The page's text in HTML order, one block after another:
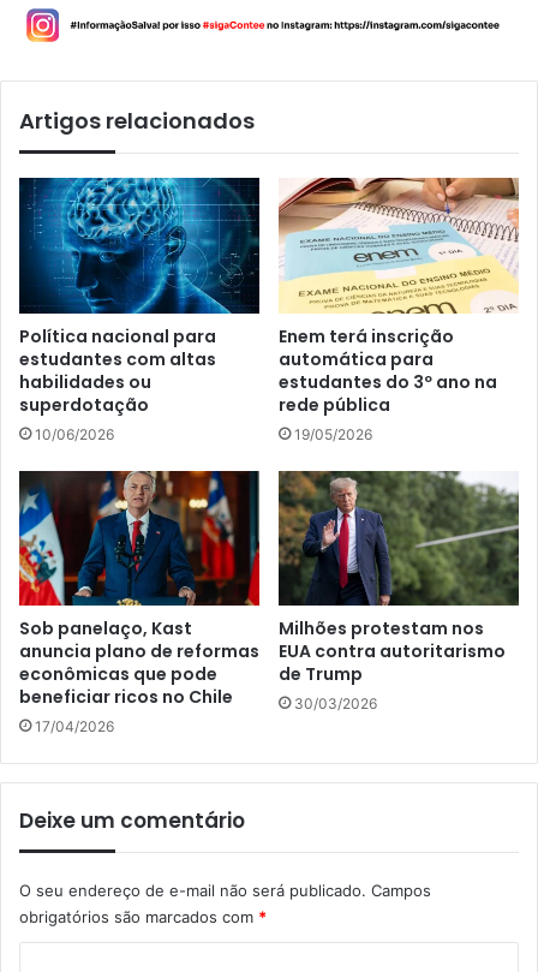
Artigos relacionados
Política nacional para
estudantes com altas
habilidades ou
superdotação
10/06/2026
Enem terá inscrição
automática para
estudantes do 3º ano na
rede pública
19/05/2026
Sob panelaço, Kast
anuncia plano de reformas
econômicas que pode
beneficiar ricos no Chile
17/04/2026
Milhões protestam nos
EUA contra autoritarismo
de Trump
30/03/2026
Deixe um comentário
O seu endereço de e-mail não será publicado. Campos
obrigatórios são marcados com *